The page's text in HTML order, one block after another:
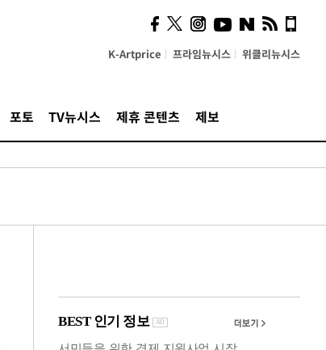
K-Artprice 프라임뉴시스 위클리뉴시스
포토 TV뉴시스 제휴 콘텐츠 제보
는 땀'이 빚어낸 주체의 미
학…관능의 완벽한 균형